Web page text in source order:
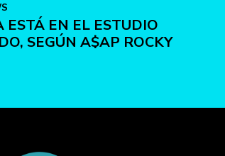
ESTÁ EN EL ESTUDIO
SEGÚN A$AP ROCKY